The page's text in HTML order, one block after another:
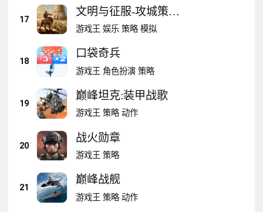
17
文明与征服-攻城策略
对战 重启全面战争时
游戏王 娱乐 策略 模拟
18
口袋奇兵
游戏王 角色扮演 策略
19
巅峰坦克:装甲战歌
游戏王 策略 动作
20
战火勋章
游戏王 策略
21
巅峰战舰
游戏王 策略 动作